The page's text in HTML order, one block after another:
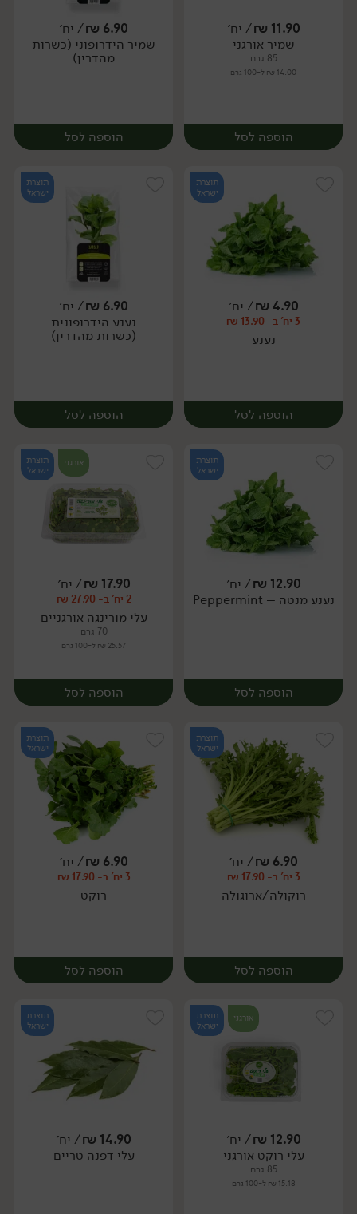
יח׳ יח׳
11.90
₪/ יח׳
שמיר אורגני
85 גרם
14.00 ₪ ל-100 גרם
הוספה לסל
יח׳
6.90
₪/ יח׳
שמיר הידרופוני (כשרות
מהדרין)
הוספה לסל
יח׳
תוצרת
ישראל
4.90
₪/ יח׳
3 יח' ב- 13.90 ₪
נענע
הוספה לסל
יח׳
תוצרת
ישראל
6.90
₪/ יח׳
נענע הידרופונית
(כשרות מהדרין)
הוספה לסל
יח׳
תוצרת
ישראל
12.90
₪/ יח׳
נענע מנטה – Peppermint
הוספה לסל
יח׳
אורגני
תוצרת
ישראל
17.90
₪/ יח׳
2 יח' ב- 27.90 ₪
עלי מורינגה אורגניים
70 גרם
25.57 ₪ ל-100 גרם
הוספה לסל
יח׳
תוצרת
ישראל
6.90
₪/ יח׳
3 יח' ב- 17.90 ₪
רוקולה/ארוגולה
הוספה לסל
יח׳
תוצרת
ישראל
6.90
₪/ יח׳
3 יח' ב- 17.90 ₪
רוקט
הוספה לסל
יח׳
אורגני
תוצרת
ישראל
12.90
₪/ יח׳
עלי רוקט אורגני
85 גרם
15.18 ₪ ל-100 גרם
תוצרת
ישראל
14.90
₪/ יח׳
עלי דפנה טריים